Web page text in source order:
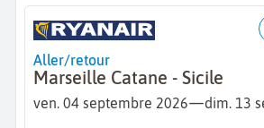
Aller/retour
Marseille Catane - Sicile
ven. 04 septembre 2026—dim. 13